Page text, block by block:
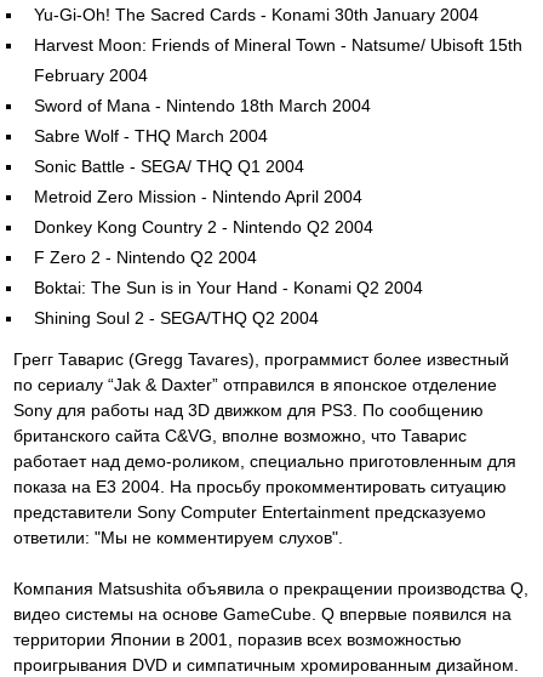
Yu-Gi-Oh! The Sacred Cards - Konami 30th January 2004
Harvest Moon: Friends of Mineral Town - Natsume/ Ubisoft 15th
February 2004
Sword of Mana - Nintendo 18th March 2004
Sabre Wolf - THQ March 2004
Sonic Battle - SEGA/ THQ Q1 2004
Metroid Zero Mission - Nintendo April 2004
Donkey Kong Country 2 - Nintendo Q2 2004
F Zero 2 - Nintendo Q2 2004
Boktai: The Sun is in Your Hand - Konami Q2 2004
Shining Soul 2 - SEGA/THQ Q2 2004
Грегг Таварис (Gregg Tavares), программист более известный
по сериалу “Jak & Daxter” отправился в японское отделение
Sony для работы над 3D движком для PS3. По сообщению
британского сайта C&VG, вполне возможно, что Таварис
работает над демо-роликом, специально приготовленным для
показа на E3 2004. На просьбу прокомментировать ситуацию
представители Sony Computer Entertainment предсказуемо
ответили: "Мы не комментируем слухов".
Компания Matsushita объявила о прекращении производства Q,
видео системы на основе GameCube. Q впервые появился на
территории Японии в 2001, поразив всех возможностью
проигрывания DVD и симпатичным хромированным дизайном.